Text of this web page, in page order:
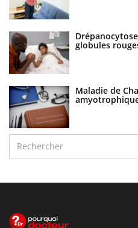
globules
Maladie de